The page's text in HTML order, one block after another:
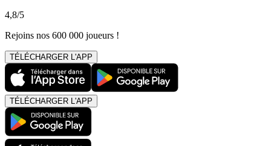
4,8/5
Rejoins nos 600 000 joueurs !
TÉLÉCHARGER L'APP
TÉLÉCHARGER L'APP